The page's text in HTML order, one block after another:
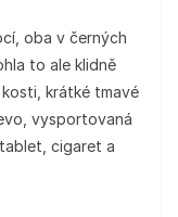
oba v černých
to ale klidně
krátké tmavé
vysportovaná
cigaret a